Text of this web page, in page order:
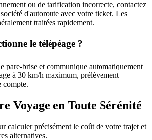
ou de tarification incorrecte, contactez
d'autoroute avec votre ticket. Les
traitées rapidement.
le télépéage ?
pare-brise et communique automatiquement
à 30 km/h maximum, prélèvement
compte.
Voyage en Toute Sérénité
calculer précisément le coût de votre trajet et
alternatives.